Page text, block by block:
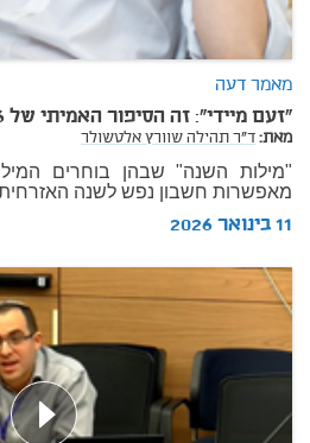
מאמר דעה
"זעם מיידי": זה הסיפור האמיתי של 2026
מאת:ד"ר תהילה שוורץ אלטשולר
"מילות השנה" שבהן בוחרים
מאפשרות חשבון נפש לשנה
11 בינואר 2026